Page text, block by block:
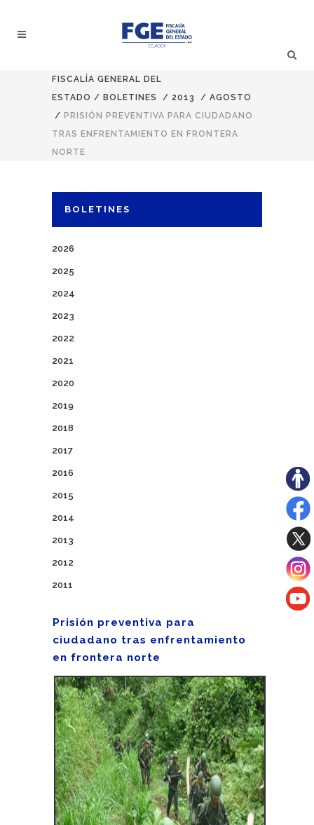
FISCALÍA GENERAL DEL
ESTADO / BOLETINES / 2013 / AGOSTO
/ PRISIÓN PREVENTIVA PARA CIUDADANO
TRAS ENFRENTAMIENTO EN FRONTERA
NORTE
BOLETINES
2026
2025
2024
2023
2022
2021
2020
2019
2018
2017
2016
2015
2014
2013
2012
2011
Prisión preventiva para
ciudadano tras enfrentamiento
en frontera norte